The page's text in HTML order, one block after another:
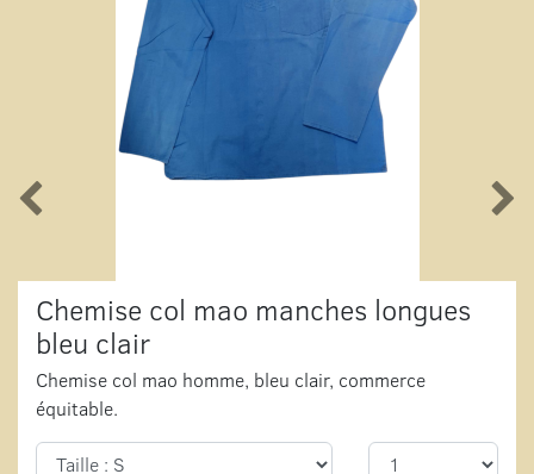
Chemise col mao manches longues
bleu clair
Chemise col mao homme, bleu clair, commerce
équitable.